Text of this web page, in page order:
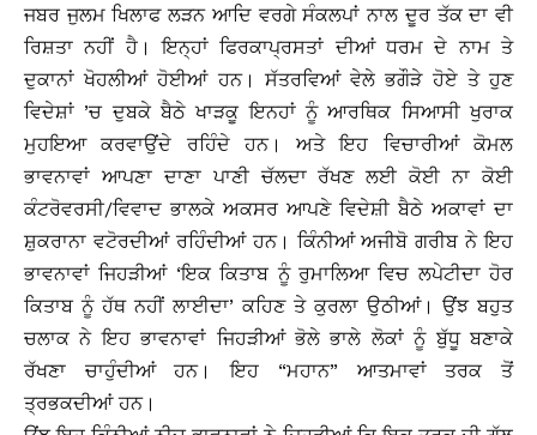
ਜਬਰ ਜੁਲਮ ਖਿਲਾਫ ਲੜਨ ਆਦਿ ਵਰਗੇ ਸੰਕਲਪਾਂ ਨਾਲ ਦੂਰ ਤੱਕ ਦਾ ਵੀ
ਰਿਸ਼ਤਾ ਨਹੀਂ ਹੈ। ਇਨ੍ਹਾਂ ਫਿਰਕਾਪ੍ਰਸਤਾਂ ਦੀਆਂ ਧਰਮ ਦੇ ਨਾਮ ਤੇ
ਦੁਕਾਨਾਂ ਖੋਹਲੀਆਂ ਹੋਈਆਂ ਹਨ। ਸੱਤਰਵਿਆਂ ਵੇਲੇ ਭਗੌੜੇ ਹੋਏ ਤੇ ਹੁਣ
ਵਿਦੇਸ਼ਾਂ ’ਚ ਦੁਬਕੇ ਬੈਠੇ ਖਾੜਕੂ ਇਨਹਾਂ ਨੂੰ ਆਰਥਿਕ ਸਿਆਸੀ ਖੁਰਾਕ
ਮੁਹਇਆ ਕਰਵਾਉਂਦੇ ਰਹਿੰਦੇ ਹਨ। ਅਤੇ ਇਹ ਵਿਚਾਰੀਆਂ ਕੋਮਲ
ਭਾਵਨਾਵਾਂ ਆਪਣਾ ਦਾਣਾ ਪਾਣੀ ਚੱਲਦਾ ਰੱਖਣ ਲਈ ਕੋਈ ਨਾ ਕੋਈ
ਕੰਟਰੋਵਰਸੀ/ਵਿਵਾਦ ਭਾਲਕੇ ਅਕਸਰ ਆਪਣੇ ਵਿਦੇਸ਼ੀ ਬੈਠੇ ਅਕਾਵਾਂ ਦਾ
ਸ਼ੁਕਰਾਨਾ ਵਟੋਰਦੀਆਂ ਰਹਿੰਦੀਆਂ ਹਨ। ਕਿੰਨੀਆਂ ਅਜੀਬੋ ਗਰੀਬ ਨੇ ਇਹ
ਭਾਵਨਾਵਾਂ ਜਿਹੜੀਆਂ ‘ਇਕ ਕਿਤਾਬ ਨੂੰ ਰੁਮਾਲਿਆ ਵਿਚ ਲਪੇਟੀਦਾ ਹੋਰ
ਕਿਤਾਬ ਨੂੰ ਹੱਥ ਨਹੀਂ ਲਾਈਦਾ’ ਕਹਿਣ ਤੇ ਕੁਰਲਾ ਉਠੀਆਂ। ਉਂਝ ਬਹੁਤ
ਚਲਾਕ ਨੇ ਇਹ ਭਾਵਨਾਵਾਂ ਜਿਹੜੀਆਂ ਭੋਲੇ ਭਾਲੇ ਲੋਕਾਂ ਨੂੰ ਬੁੱਧੂ ਬਣਾਕੇ
ਰੱਖਣਾ ਚਾਹੁੰਦੀਆਂ ਹਨ। ਇਹ “ਮਹਾਨ” ਆਤਮਾਵਾਂ ਤਰਕ ਤੋਂ
ਤ੍ਰਭਕਦੀਆਂ ਹਨ।